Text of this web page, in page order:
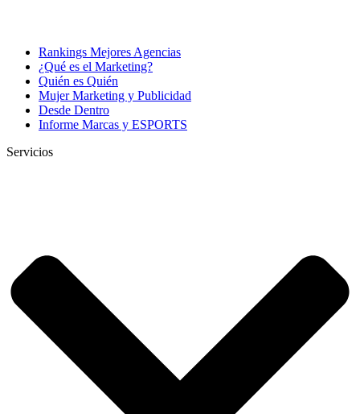
Rankings Mejores Agencias
¿Qué es el Marketing?
Quién es Quién
Mujer Marketing y Publicidad
Desde Dentro
Informe Marcas y ESPORTS
Servicios